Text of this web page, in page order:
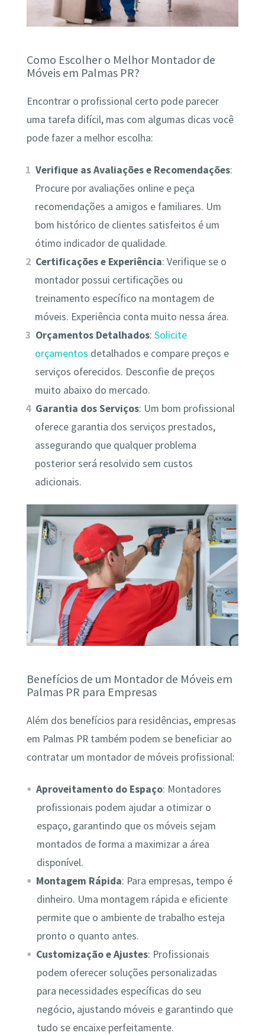
Como Escolher o Melhor Montador de
Móveis em Palmas PR?
Encontrar o profissional certo pode parecer
uma tarefa difícil, mas com algumas dicas você
pode fazer a melhor escolha:
Verifique as Avaliações e Recomendações:
Procure por avaliações online e peça
recomendações a amigos e familiares. Um
bom histórico de clientes satisfeitos é um
ótimo indicador de qualidade.
Certificações e Experiência: Verifique se o
montador possui certificações ou
treinamento específico na montagem de
móveis. Experiência conta muito nessa área.
Orçamentos Detalhados:Solicite
orçamentos detalhados e compare preços e
serviços oferecidos. Desconfie de preços
muito abaixo do mercado.
Garantia dos Serviços: Um bom profissional
oferece garantia dos serviços prestados,
assegurando que qualquer problema
posterior será resolvido sem custos
adicionais.
Benefícios de um Montador de Móveis em
Palmas PR para Empresas
Além dos benefícios para residências, empresas
em Palmas PR também podem se beneficiar ao
contratar um montador de móveis profissional:
Aproveitamento do Espaço: Montadores
profissionais podem ajudar a otimizar o
espaço, garantindo que os móveis sejam
montados de forma a maximizar a área
disponível.
Montagem Rápida: Para empresas, tempo é
dinheiro. Uma montagem rápida e eficiente
permite que o ambiente de trabalho esteja
pronto o quanto antes.
Customização e Ajustes: Profissionais
podem oferecer soluções personalizadas
para necessidades específicas do seu
negócio, ajustando móveis e garantindo que
tudo se encaixe perfeitamente.